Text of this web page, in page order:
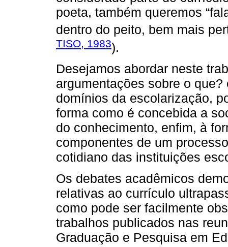
poeta, também queremos
dentro do peito, bem mais
TISO, 1983).
Desejamos abordar neste
argumentações sobre o
domínios da escolarização,
forma como é concebida a
do conhecimento, enfim, à
componentes de um
cotidiano das instituições
Os debates acadêmicos
relativas ao currículo
como pode ser facilmente
trabalhos publicados nas
Graduação e Pesquisa em